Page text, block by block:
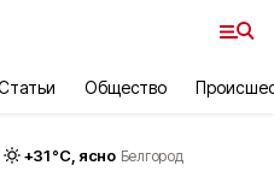
Общество
+31°С, ясно Белгород